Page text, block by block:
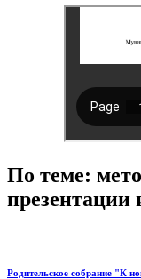
По теме:
презентации
Родительское собрание "К